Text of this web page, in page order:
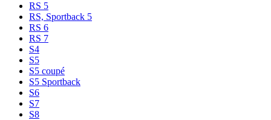
RS 5
RS, Sportback 5
RS 6
RS 7
S4
S5
S5 coupé
S5 Sportback
S6
S7
S8